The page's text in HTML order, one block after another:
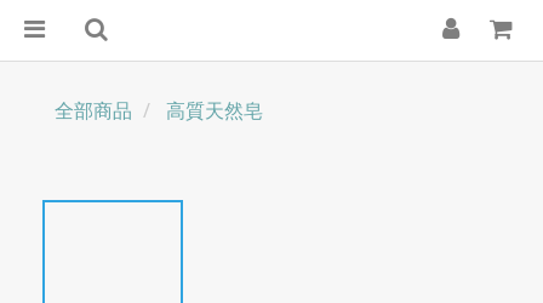
全部商品 高質天然皂